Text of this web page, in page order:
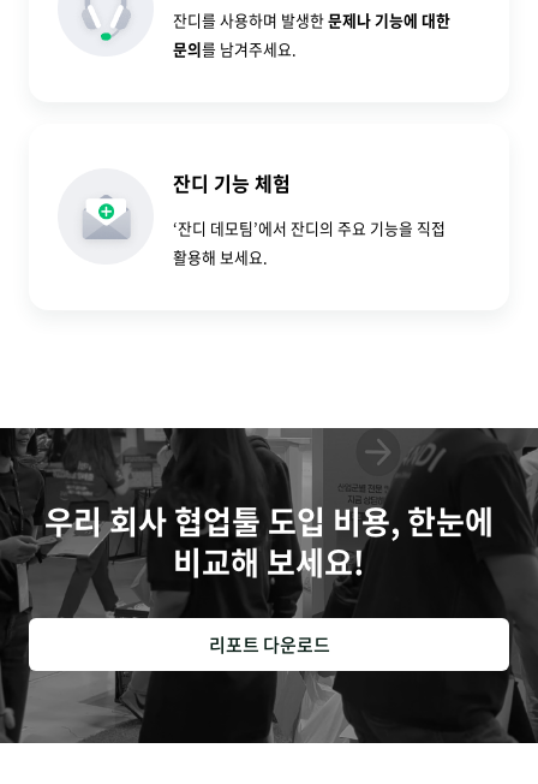
잔디를 사용하며 발생한문제나 기능에 대한
문의를 남겨주세요.
잔디 기능 체험
‘잔디 데모팀’에서 잔디의 주요 기능을 직접
활용해 보세요.
우리 회사 협업툴 도입 비용, 한눈에
비교해 보세요!
리포트 다운로드